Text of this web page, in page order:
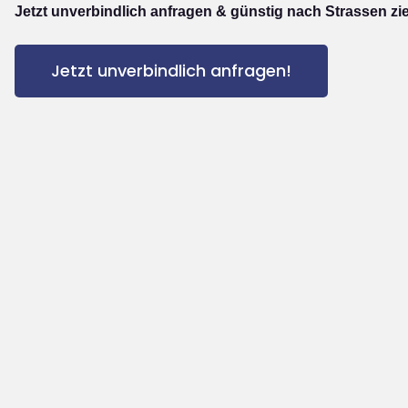
Jetzt unverbindlich anfragen & günstig nach Strassen
Jetzt unverbindlich anfragen!